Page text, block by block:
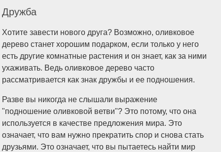
Дружба
Хотите завести нового друга? Возможно, оливковое
дерево станет хорошим подарком, если только у него
есть другие комнатные растения и он знает, как за ними
ухаживать. Ведь оливковое дерево часто
рассматривается как знак дружбы и ее подношения.
Разве вы никогда не слышали выражение
"подношение оливковой ветви"? Это потому, что она
используется в качестве предложения мира. Это
означает, что вам нужно прекратить спор и снова стать
друзьями. Это означает, что вы пытаетесь найти мир